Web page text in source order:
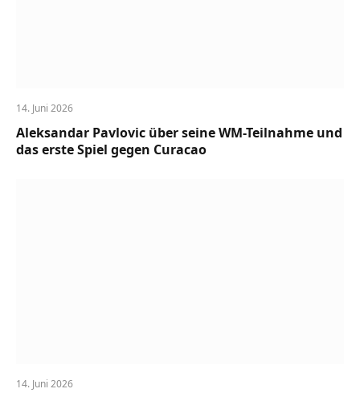
14. Juni 2026
Aleksandar Pavlovic über seine WM-Teilnahme und
das erste Spiel gegen Curacao
14. Juni 2026